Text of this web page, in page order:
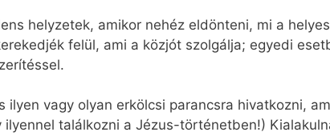
helyzetek, amikor nehéz eldönteni, mi a
felül, ami a közjót szolgálja; egyedi
ilyen vagy olyan erkölcsi parancsra hivatkozni,
ilyennel találkozni a Jézus-történetben!)